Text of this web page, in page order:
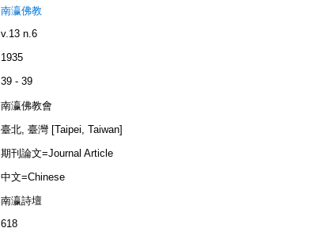
南瀛佛教
v.13 n.6
1935
39 - 39
南瀛佛教會
臺北, 臺灣 [Taipei, Taiwan]
期刊論文=Journal Article
中文=Chinese
南瀛詩壇
618